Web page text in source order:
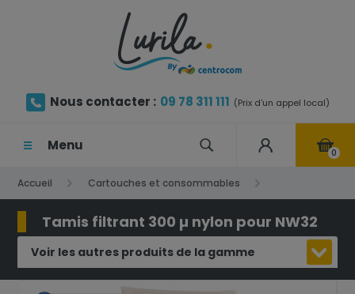
Nous contacter : 09 78 311 111 (Prix d'un appel local)
Menu 0
Accueil Cartouches et consommables
Tamis filtrant Tamis filtrant 300 µ nylon pour NW32
Tamis filtrant 300 µ nylon pour NW32
Voir les autres produits de la gamme